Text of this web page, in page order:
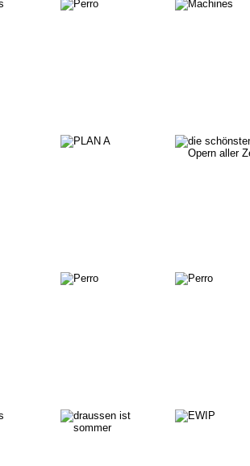
WIR TEILEN
Saubere
Sache
PLAN A
Riverboat
Berlin
-
GASMANN IM